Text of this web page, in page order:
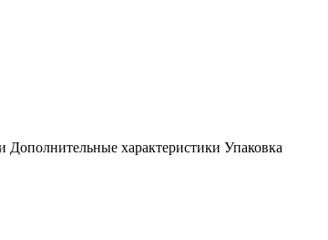
характеристики Упаковка